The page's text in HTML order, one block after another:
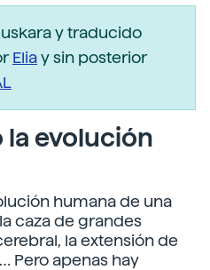
y traducido
Eliay sin posterior
la evolución
humana de una
caza de grandes
la extensión de
Pero apenas hay